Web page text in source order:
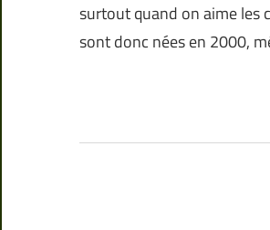
surtout quand on aime les
sont donc nées en 2000,